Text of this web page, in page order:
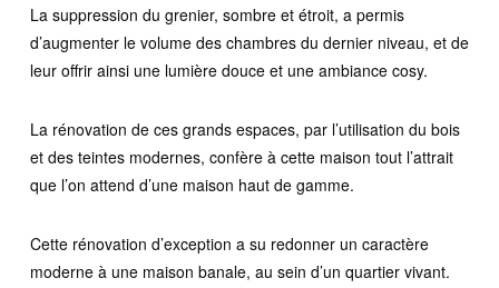
La suppression du grenier, sombre et étroit, a permis
d’augmenter le volume des chambres du dernier niveau, et de
leur offrir ainsi une lumière douce et une ambiance cosy.
La rénovation de ces grands espaces, par l’utilisation du bois
et des teintes modernes, confère à cette maison tout l’attrait
que l’on attend d’une maison haut de gamme.
Cette rénovation d’exception a su redonner un caractère
moderne à une maison banale, au sein d’un quartier vivant.